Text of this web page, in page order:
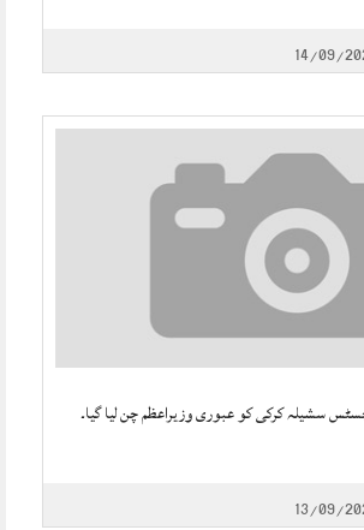
14/09/
سشیلہ کرکی کو عبوری وزیراعظم چن لیا گیا۔
13/09/